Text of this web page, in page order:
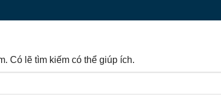
Có lẽ tìm kiếm có thể giúp ích.